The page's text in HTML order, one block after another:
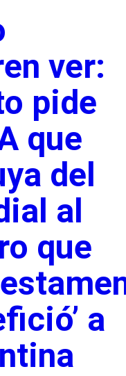
ver:
pide
que
del
al
que
a